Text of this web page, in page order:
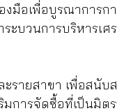
มือเพื่อบูรณาการก
ะบวนการบริหารเศ
รายสาขา เพื่อสนับ
การจัดซื้อที่เป็นมิต